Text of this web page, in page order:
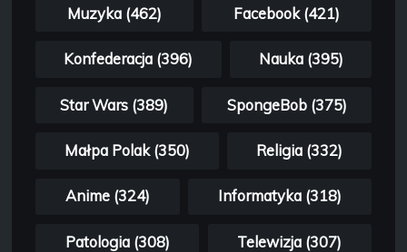
Muzyka (462) Facebook (421)
Konfederacja (396) Nauka (395)
Star Wars (389) SpongeBob (375)
Małpa Polak (350) Religia (332)
Anime (324) Informatyka (318)
Patologia (308) Telewizja (307)